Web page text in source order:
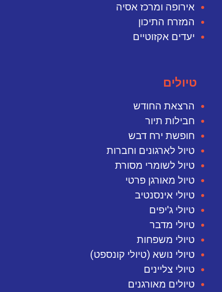
אירופה ומרכז אסיה
המזרח התיכון
יעדים אקזוטיים
טיולים
הרצאת החודש
חבילות תיור
חופשת ירח דבש
טיול לארגונים וחברות
טיול לשומרי מסורת
טיול מאורגן פרטי
טיולי אינסנטיב
טיולי ג'יפים
טיולי מדבר
טיולי משפחות
טיולי נושא (טיולי קונספט)
טיולי צליינים
טיולים מאורגנים